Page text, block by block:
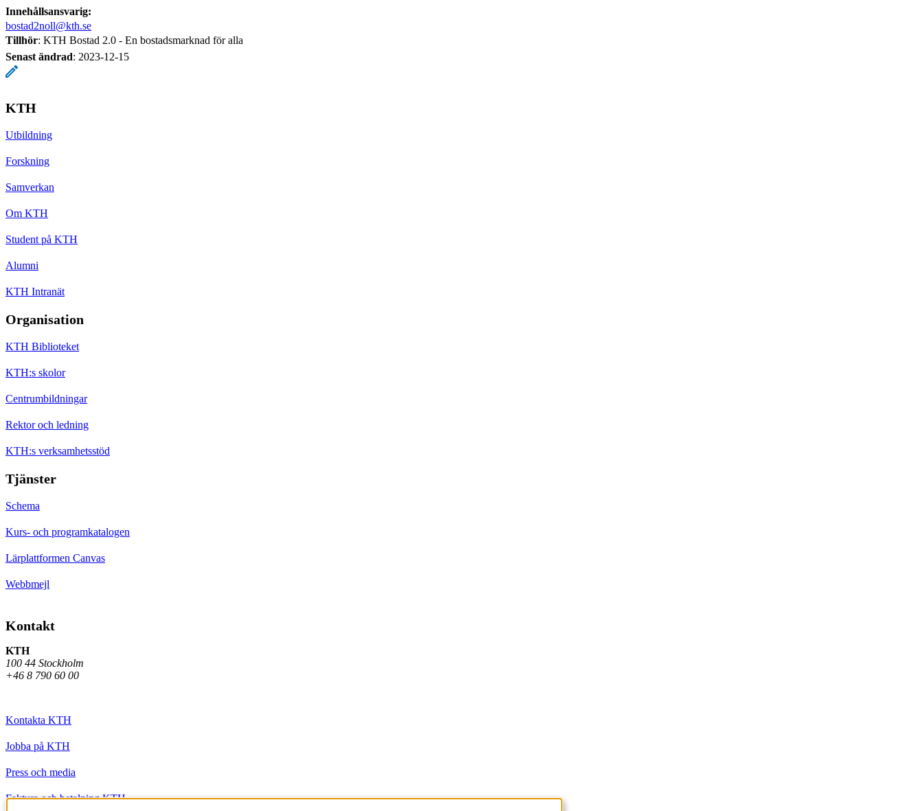
Innehållsansvarig:
bostad2noll@kth.se
Tillhör: KTH Bostad 2.0 - En bostadsmarknad för alla
Senast ändrad: 2023-12-15
KTH
Utbildning
Forskning
Samverkan
Om KTH
Student på KTH
Alumni
KTH Intranät
Organisation
KTH Biblioteket
KTH:s skolor
Centrumbildningar
Rektor och ledning
KTH:s verksamhetsstöd
Tjänster
Schema
Kurs- och programkatalogen
Lärplattformen Canvas
Webbmejl
Kontakt
KTH
100 44 Stockholm
+46 8 790 60 00
Kontakta KTH
Jobba på KTH
Press och media
Faktura och betalning KTH